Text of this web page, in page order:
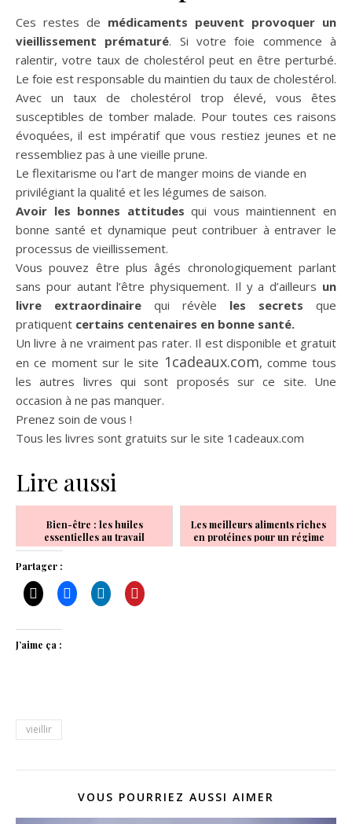
Ces restes de médicaments peuvent provoquer un
vieillissement prématuré. Si votre foie commence à
ralentir, votre taux de cholestérol peut en être perturbé.
Le foie est responsable du maintien du taux de cholestérol.
Avec un taux de cholestérol trop élevé, vous êtes
susceptibles de tomber malade. Pour toutes ces raisons
évoquées, il est impératif que vous restiez jeunes et ne
ressembliez pas à une vieille prune.
Le flexitarisme ou l’art de manger moins de viande en
privilégiant la qualité et les légumes de saison.
Avoir les bonnes attitudes qui vous maintiennent en
bonne santé et dynamique peut contribuer à entraver le
processus de vieillissement.
Vous pouvez être plus âgés chronologiquement parlant
sans pour autant l’être physiquement. Il y a d’ailleurs un
livre extraordinaire qui révèle les secrets que
pratiquent certains centenaires en bonne santé.
Un livre à ne vraiment pas rater. Il est disponible et gratuit
en ce moment sur le site 1cadeaux.com, comme tous
les autres livres qui sont proposés sur ce site. Une
occasion à ne pas manquer.
Prenez soin de vous !
Tous les livres sont gratuits sur le site 1cadeaux.com
Lire aussi
Bien-être : les huiles
essentielles au travail
Les meilleurs aliments riches
en protéines pour un régime
efficace
Partager :
J’aime ça :
vieillir
VOUS POURRIEZ AUSSI AIMER